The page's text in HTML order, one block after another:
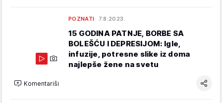
POZNATI 7.8.2023.
15 GODINA PATNJE, BORBE SA
BOLEŠĆU I DEPRESIJOM: Igle,
infuzije, potresne slike iz doma
najlepše žene na svetu
Komentariši